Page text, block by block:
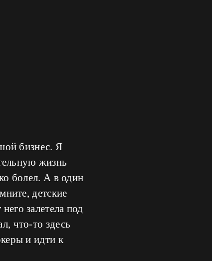
бизнес. Я
жизнь
болел. А в один
детские
залетела под
что-то здесь
и идти к